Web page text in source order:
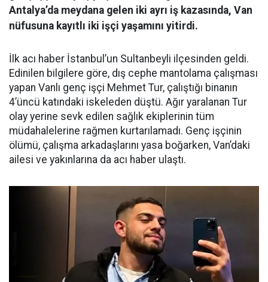
Antalya’da meydana gelen iki ayrı iş kazasında, Van
nüfusuna kayıtlı iki işçi yaşamını yitirdi.
İlk acı haber İstanbul’un Sultanbeyli ilçesinden geldi.
Edinilen bilgilere göre, dış cephe mantolama çalışması
yapan Vanlı genç işçi Mehmet Tur, çalıştığı binanın
4’üncü katındaki iskeleden düştü. Ağır yaralanan Tur
olay yerine sevk edilen sağlık ekiplerinin tüm
müdahalelerine rağmen kurtarılamadı. Genç işçinin
ölümü, çalışma arkadaşlarını yasa boğarken, Van’daki
ailesi ve yakınlarına da acı haber ulaştı.